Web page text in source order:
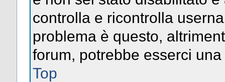
controlla e ricontrolla
problema è questo,
forum, potrebbe esserci
Top